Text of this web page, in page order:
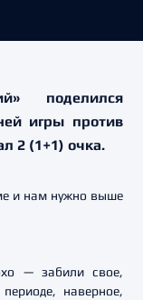
поделился
игры против
2 (1+1) очка.
— забили свое,
наверное,